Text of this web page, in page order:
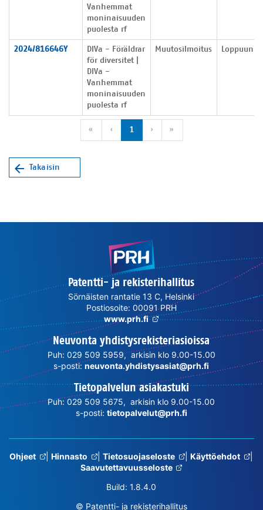
Vanhemmat
moninaisuuden
puolesta rf
2024/816646Y
DIVa - Föräldrar
för diversitet |
DIVa -
Vanhemmat
moninaisuuden
puolesta rf
Muutosilmoitus
« Ensimmäinen sivu
‹Edellinen sivu
1 ›Seuraava sivu
»
Takaisin
Patentti- ja rekisterihallitus
Sörnäisten rantatie 13 C, Helsinki
Postiosoite: 00091 PRH
www.prh.fi
Neuvonta yhdistysrekisteriasioissa
Puh: 029 509 5959, arkisin klo 9.00-15.00
s-posti:neuvonta.yhdistysasiat@prh.fi
Tietopalvelun asiakastuki
Puh: 029 509 5675, arkisin klo 9.00-15.00
s-posti: tietopalvelut@prh.fi
Ohjeet Hinnasto Tietosuojaseloste Käyttöehdot
Saavutettavuusseloste
Build: 1.8.4.0
© Patentti- ja rekisterihallitus